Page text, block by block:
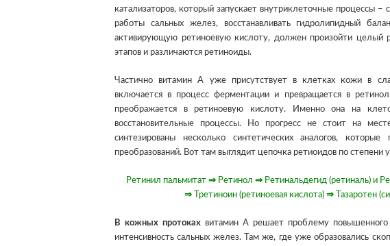
катализаторов, который запускает внутриклеточные процессы –
работы сальных желез, восстанавливать гидролипидный
активирующую ретиноевую кислоту, должен произойти целый
этапов и различаются ретиноиды.
Частично витамин А уже присутствует в клетках кожи в
включается в процесс ферментации и превращается в
преображается в ретиноевую кислоту. Именно она на
восстановительные процессы. Но прогресс не стоит на
синтезированы несколько синтетических аналогов, которые
преобразований. Вот там выглядит цепочка ретиоидов по степени
Ретинил пальмитат ⇒Ретинол ⇒Ретинальдегид (ретиналь) и
⇒Третиноин (ретиноевая кислота) ⇒Тазаротен
В кожных протокахвитамин А решает проблему повышенного
интенсивность сальных желез. Там же, где уже образовались